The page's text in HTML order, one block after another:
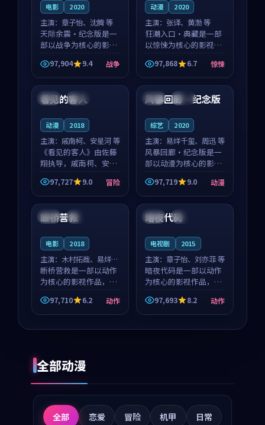
电影 2020
主演： 章子怡、沈腾 等
天际余震·纪念版是一
部以战争为核心的影视
作品，围绕危机、反转
与人物成长展开，整体
节奏紧凑，值得推荐观
看。
97,904 9.4 战争
动漫 2020
主演： 张译、黄渤 等
狂潮入口·典藏是一部
以惊悚为核心的影视作
品，围绕危机、反转与
人物成长展开，整体节
奏紧凑，值得推荐观
看。
97,868 6.7 惊悚
泰国 完结
看见的客人
动漫 2018
主演： 戚南柯、安星河 等
《看见的客人》由佐藤
翔执导，戚南柯、安星
河领衔主演，是一部
2018年上映的泰国冒险
动漫。影片以海岸抒情
遇到告别都浸着真实情
97,727 9.0 冒险
美国 院线
风暴回廊·纪念版
综艺 2020
主演： 易烊千玺、周迅 等
风暴回廊·纪念版是一
部以动漫为核心的影视
作品，围绕危机、反转
与人物成长展开，整体
节奏紧凑，值得推荐观
97,719 9.0 动漫
日本 高分
断桥营救
电影 2018
主演： 木村拓哉、易烊千
玺 等
断桥营救是一部以动作
为核心的影视作品，围
绕危机、反转与人物成
长展开，整体节奏紧
凑，值得推荐观看。
97,710 6.2 动作
中国 独播
暗夜代码
电视剧 2015
主演： 章子怡、刘亦菲 等
暗夜代码是一部以动作
为核心的影视作品，围
绕危机、反转与人物成
长展开，整体节奏紧
凑，值得推荐观看。
97,693 8.2 动作
全部动漫
全部 恋爱 冒险 机甲
日常